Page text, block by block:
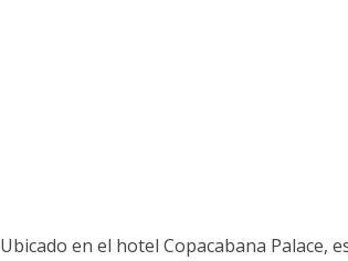
Ubicado en el hotel Copacabana Palace,